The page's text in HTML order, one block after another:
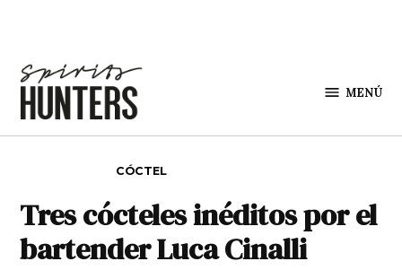
MENÚ
CÓCTEL
Tres cócteles inéditos por el
bartender Luca Cinalli